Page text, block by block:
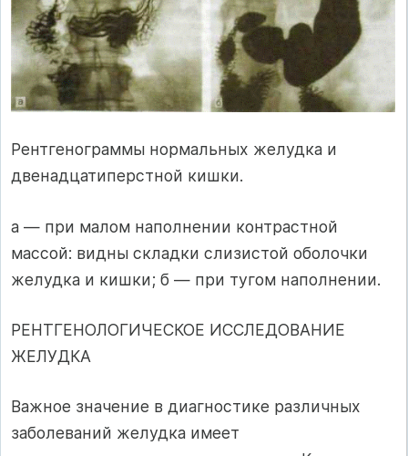
Рентгенограммы нормальных желудка и
двенадцатиперстной кишки.
а — при малом наполнении контрастной
массой: видны складки слизистой оболочки
желудка и кишки; б — при тугом наполнении.
РЕНТГЕНОЛОГИЧЕСКОЕ ИССЛЕДОВАНИЕ
ЖЕЛУДКА
Важное значение в диагностике различных
заболеваний желудка имеет